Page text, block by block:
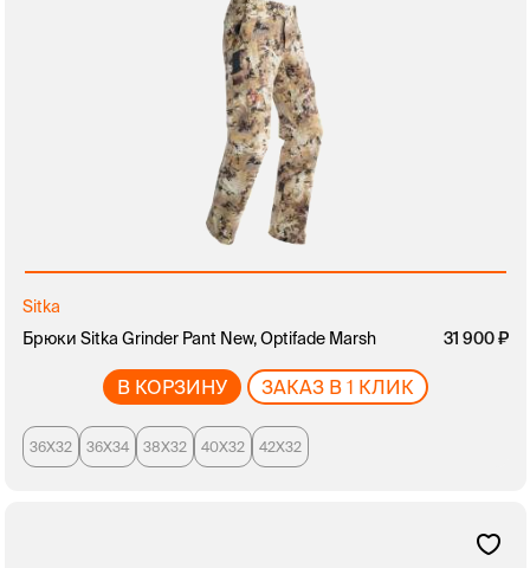
Sitka
Брюки Sitka Grinder Pant New, Optifade Marsh
31 900
В КОРЗИНУ ЗАКАЗ В 1 КЛИК
36X32 36X34 38X32 40X32 42X32